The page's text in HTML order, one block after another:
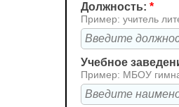
Должность: *
Пример: учитель
Учебное
Пример: МБОУ